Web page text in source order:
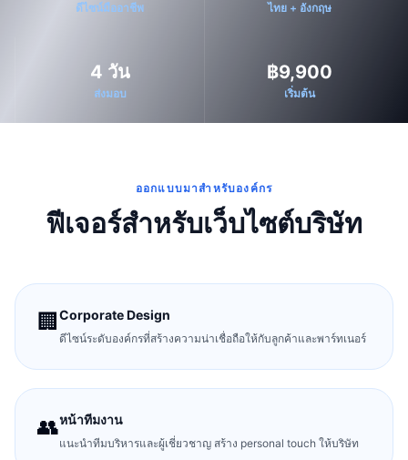
ดีไซน์มืออาชีพ ไทย + อังกฤษ
4 วัน
ส่งมอบ
฿9,900
เริ่มต้น
ออกแบบมาสำหรับองค์กร
ฟีเจอร์สำหรับเว็บไซต์บริษัท
🏢 Corporate Design
ดีไซน์ระดับองค์กรที่สร้างความน่าเชื่อถือให้กับลูกค้าและพาร์ทเนอร์
👥หน้าทีมงาน
แนะนำทีมบริหารและผู้เชี่ยวชาญ สร้าง personal touch ให้บริษัท